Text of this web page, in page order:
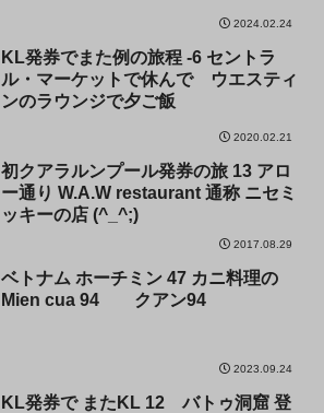
2024.02.24
KL発券でまた例の旅程 -6 セントラ
ル・マーケットで休んで ウエスティ
ンのラウンジで夕ご飯
2020.02.21
初クアラルンプール発券の旅 13 アロ
ー通り W.A.W restaurant 通称 ニセミ
ッキーの店 (^_^;)
2017.08.29
ベトナム ホーチミン 47 カニ料理の
Mien cua 94 クアン94
2023.09.24
KL発券で またKL 12 バトゥ洞窟 登